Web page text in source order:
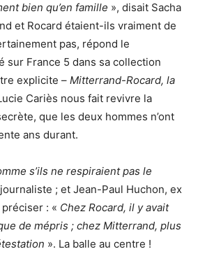
bien qu’en famille », disait Sacha
et Rocard étaient-ils vraiment de
pas, répond le
sur France 5 dans sa collection
explicite – Mitterrand-Rocard, la
Cariès nous fait revivre la
que les deux hommes n’ont
ans durant.
s’ils ne respiraient pas le
; et Jean-Paul Huchon, ex
: « Chez Rocard, il y avait
de mépris ; chez Mitterrand, plus
». La balle au centre !